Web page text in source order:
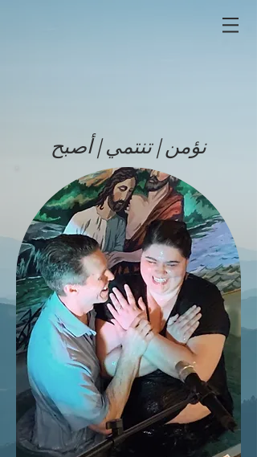
نؤمن | تنتمي | أصبح